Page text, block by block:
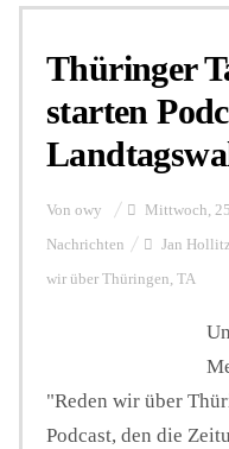
Thüringer
starten
Von owy Mittwoch,
Nachrichten Jan
wir über Thüringen, TA
"Reden wir über
Podcast, den die